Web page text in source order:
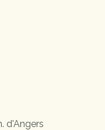
d'Angers